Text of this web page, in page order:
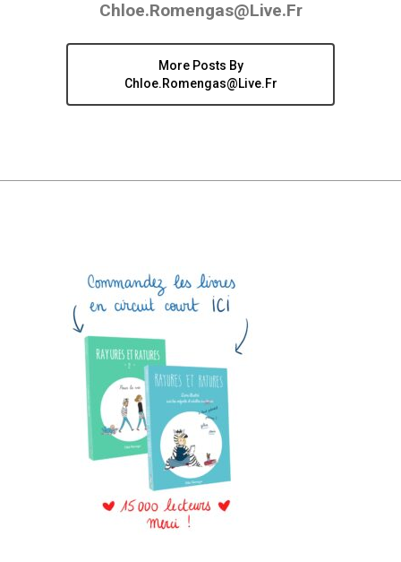
Chloe.romengas@live.fr
More Posts By
Chloe.romengas@live.fr